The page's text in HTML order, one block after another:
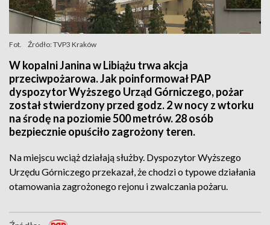
Fot. Źródło: TVP3 Kraków
W kopalni Janina w Libiążu trwa akcja
przeciwpożarowa. Jak poinformował PAP
dyspozytor Wyższego Urząd Górniczego, pożar
został stwierdzony przed godz. 2 w nocy z wtorku
na środę na poziomie 500 metrów. 28 osób
bezpiecznie opuściło zagrożony teren.
Na miejscu wciąż działają służby. Dyspozytor Wyższego
Urzędu Górniczego przekazał, że chodzi o typowe działania
otamowania zagrożonego rejonu i zwalczania pożaru.